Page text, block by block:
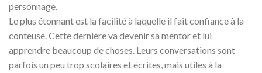
personnage.
Le plus étonnant est la facilité à laquelle il fait confiance à la
conteuse. Cette dernière va devenir sa mentor et lui
apprendre beaucoup de choses. Leurs conversations sont
parfois un peu trop scolaires et écrites, mais utiles à la